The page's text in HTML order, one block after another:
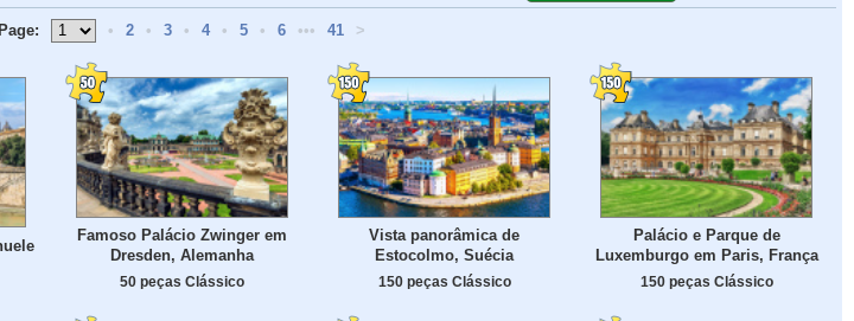
Page: • 2 • 3 • 4 • 5 • 6 ••• 41 >
Famoso Palácio Zwinger em
Dresden, Alemanha
50 peças Clássico
Vista panorâmica de
Estocolmo, Suécia
150 peças Clássico
Palácio e Parque de
Luxemburgo em Paris, França
150 peças Clássico